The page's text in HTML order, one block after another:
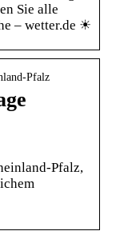
Sie alle
– wetter.de ☀
Pfalz
Pfalz,